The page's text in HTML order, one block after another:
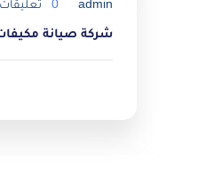
admin
0 تعليقات
شركة صيانة مكيفات